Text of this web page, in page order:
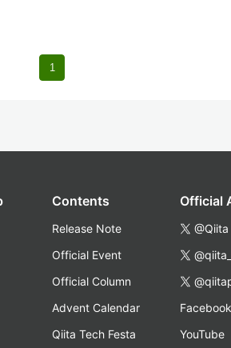
1
Contents
Release Note
Official Event
Official Column
Advent Calendar
Qiita Tech Festa
Official
@Qiita
Facebook
YouTube